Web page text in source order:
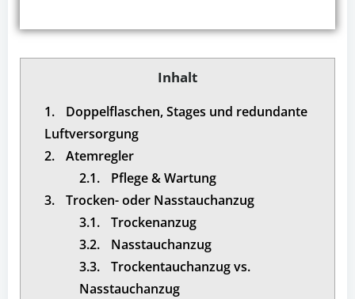
Inhalt
1.
Doppelflaschen, Stages und redundante
Luftversorgung
2.
Atemregler
2.1.
Pflege & Wartung
3.
Trocken- oder Nasstauchanzug
3.1.
Trockenanzug
3.2.
Nasstauchanzug
3.3.
Trockentauchanzug vs.
Nasstauchanzug